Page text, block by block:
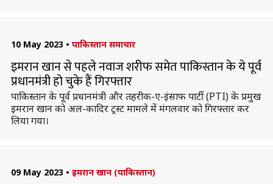
10 May 2023 • पाकिस्तान समाचार
इमरान खान से पहले नवाज शरीफ समेत पाकिस्तान के ये पूर्व
प्रधानमंत्री हो चुके हैं गिरफ्तार
पाकिस्तान के पूर्व प्रधानमंत्री और तहरीक-ए-इंसाफ पार्टी (PTI) के प्रमुख
इमरान खान को अल-कादिर ट्रस्ट मामले में मंगलवार को गिरफ्तार कर
लिया गया।
09 May 2023 • इमरान खान (पाकिस्तान)